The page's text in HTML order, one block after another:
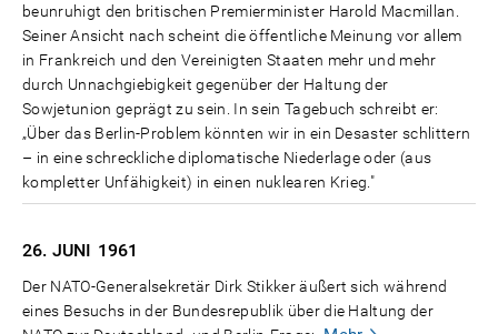
beunruhigt den britischen Premierminister Harold Macmillan.
Seiner Ansicht nach scheint die öffentliche Meinung vor allem
in Frankreich und den Vereinigten Staaten mehr und mehr
durch Unnachgiebigkeit gegenüber der Haltung der
Sowjetunion geprägt zu sein. In sein Tagebuch schreibt er:
„Über das Berlin-Problem könnten wir in ein Desaster schlittern
– in eine schreckliche diplomatische Niederlage oder (aus
kompletter Unfähigkeit) in einen nuklearen Krieg."
26. JUNI 1961
Der NATO-Generalsekretär Dirk Stikker äußert sich während
eines Besuchs in der Bundesrepublik über die Haltung der